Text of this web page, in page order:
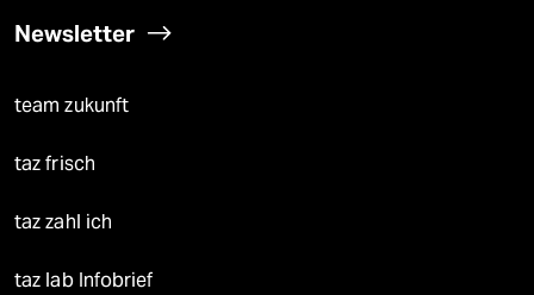
Newsletter
team zukunft
taz frisch
taz zahl ich
taz lab Infobrief